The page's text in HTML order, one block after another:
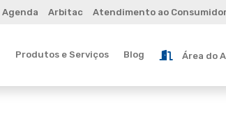
Agenda Arbitac Atendimento ao
Produtos e Serviços Blog Área do